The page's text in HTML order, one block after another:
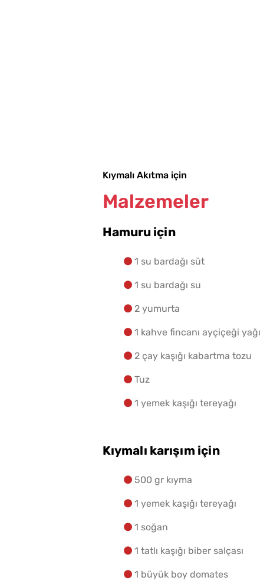
Kıymalı Akıtma için
Malzemeler
Hamuru için
1 su bardağı süt
1 su bardağı su
2 yumurta
1 kahve fincanı ayçiçeği yağı
2 çay kaşığı kabartma tozu
Tuz
1 yemek kaşığı tereyağı
Kıymalı karışım için
500 gr kıyma
1 yemek kaşığı tereyağı
1 soğan
1 tatlı kaşığı biber salçası
1 büyük boy domates